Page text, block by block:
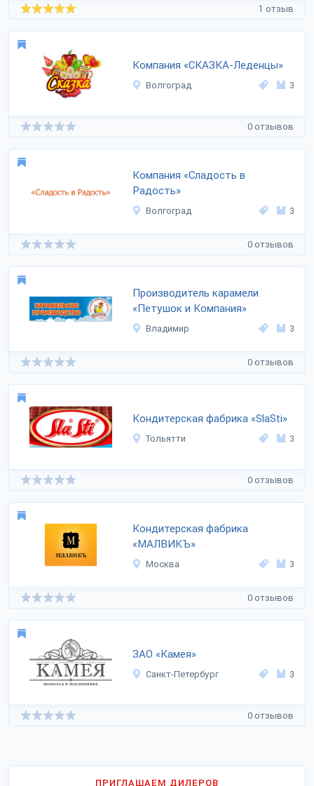
1 отзыв
Компания «СКАЗКА-Леденцы»
Волгоград 3
0 отзывов
Компания «Сладость в
Радость»
Волгоград 3
0 отзывов
Производитель карамели
«Петушок и Компания»
Владимир 3
0 отзывов
Кондитерская фабрика «SlaSti»
Тольятти 3
0 отзывов
Кондитерская фабрика
«МАЛВИКЪ»
Москва 3
0 отзывов
ЗАО «Камея»
Санкт-Петербург 3
0 отзывов
ПРИГЛАШАЕМ ДИЛЕРОВ